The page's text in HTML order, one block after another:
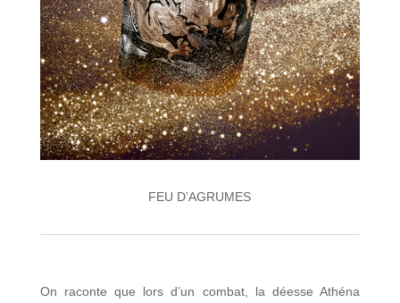
FEU D’AGRUMES
On raconte que lors d’un combat, la déesse Athéna